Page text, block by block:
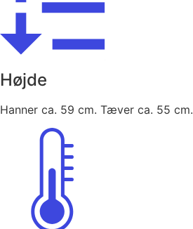
Højde
Hanner ca. 59 cm. Tæver ca. 55 cm.